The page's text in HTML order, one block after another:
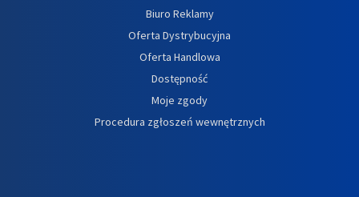
Biuro Reklamy
Oferta Dystrybucyjna
Oferta Handlowa
Dostępność
Moje zgody
Procedura zgłoszeń wewnętrznych